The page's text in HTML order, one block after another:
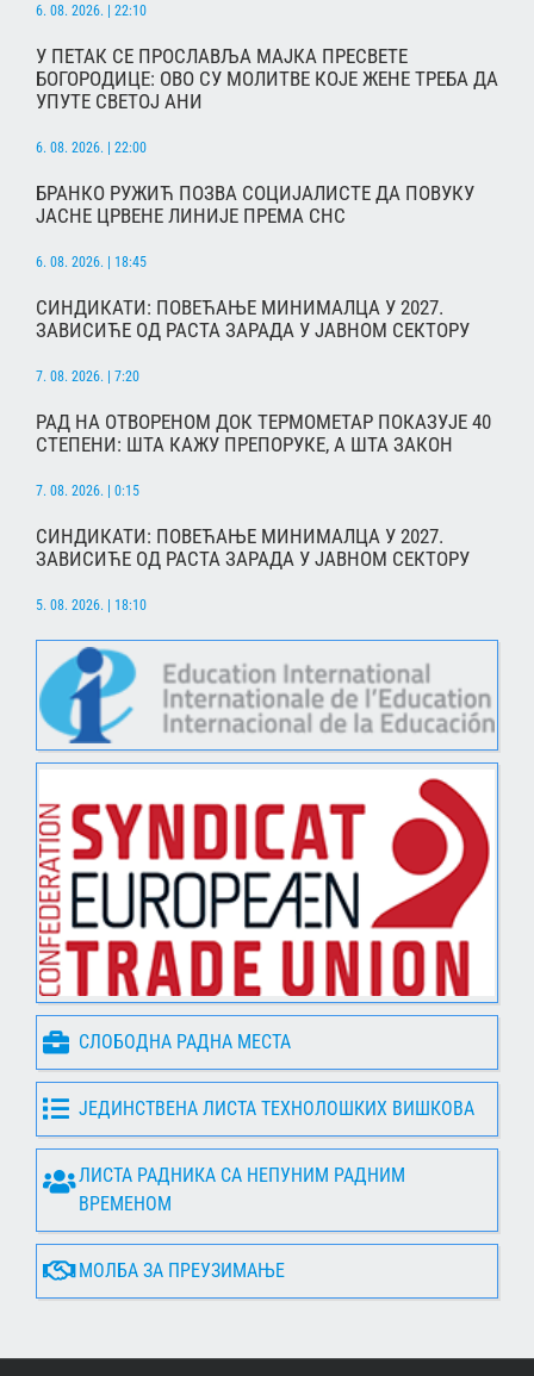
6. 08. 2026. | 22:10
У ПЕТАК СЕ ПРОСЛАВЉА МАЈКА ПРЕСВЕТЕ
БОГОРОДИЦЕ: ОВО СУ МОЛИТВЕ КОЈЕ ЖЕНЕ ТРЕБА ДА
УПУТЕ СВЕТОЈ АНИ
6. 08. 2026. | 22:00
БРАНКО РУЖИЋ ПОЗВА СОЦИЈАЛИСТЕ ДА ПОВУКУ
ЈАСНЕ ЦРВЕНЕ ЛИНИЈЕ ПРЕМА СНС
6. 08. 2026. | 18:45
СИНДИКАТИ: ПОВЕЋАЊЕ МИНИМАЛЦА У 2027.
ЗАВИСИЋЕ ОД РАСТА ЗАРАДА У ЈАВНОМ СЕКТОРУ
7. 08. 2026. | 7:20
РАД НА ОТВОРЕНОМ ДОК ТЕРМОМЕТАР ПОКАЗУЈЕ 40
СТЕПЕНИ: ШТА КАЖУ ПРЕПОРУКЕ, А ШТА ЗАКОН
7. 08. 2026. | 0:15
СИНДИКАТИ: ПОВЕЋАЊЕ МИНИМАЛЦА У 2027.
ЗАВИСИЋЕ ОД РАСТА ЗАРАДА У ЈАВНОМ СЕКТОРУ
5. 08. 2026. | 18:10
СЛОБОДНА РАДНА МЕСТА
ЈЕДИНСТВЕНА ЛИСТА ТЕХНОЛОШКИХ ВИШКОВА
ЛИСТА РАДНИКА СА НЕПУНИМ РАДНИМ
ВРЕМЕНОМ
МОЛБА ЗА ПРЕУЗИМАЊЕ